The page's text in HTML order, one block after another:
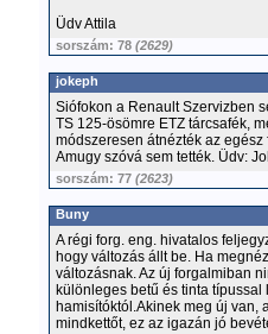
Üdv Attila
sorszám: 78 (2629)
jokeph
Siófokon a Renault Szervizben
TS 125-ösömre ETZ tárcsafék,
módszeresen átnézték az
Amugy szóvá sem tették. Üdv:
sorszám: 77 (2623)
Buny
A régi forg. eng. hivatalos
hogy változás állt be. Ha
változásnak. Az új forgalmiban
különleges betű és tinta
hamisítóktól.Akinek meg új van,
mindkettőt, ez az igazán jó